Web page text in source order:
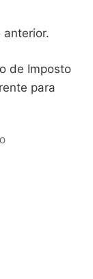
anterior.
de Imposto
para